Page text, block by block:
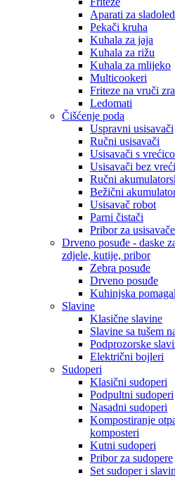
Aparati za sladoled
Pekači kruha
Kuhala za jaja
Kuhala za rižu
Kuhala za mlijeko
Multicookeri
Friteze na vruči
Ledomati
Čišćenje poda
Uspravni usisavači
Ručni usisavači
Usisavači s
Usisavači bez
Ručni
Bežični
Usisavač robot
Parni čistači
Pribor za usisavače
Drveno posuđe - daske
zdjele, kutije, pribor
Zebra posuđe
Drveno posuđe
Kuhinjska
Slavine
Klasične slavine
Slavine sa tušem
Podprozorske
Električni bojleri
Sudoperi
Klasični sudoperi
Podpultni sudoperi
Nasadni sudoperi
Kompostiranje
komposteri
Kutni sudoperi
Pribor za sudopere
Set sudoper i